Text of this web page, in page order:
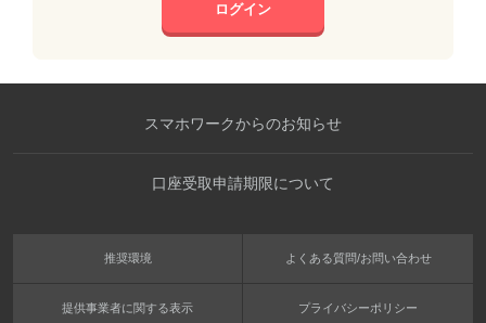
ログイン
スマホワークからのお知らせ
口座受取申請期限について
推奨環境 よくある質問/お問い合わせ
提供事業者に関する表示 プライバシーポリシー